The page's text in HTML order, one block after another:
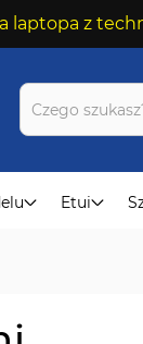
laptopa z
Etui